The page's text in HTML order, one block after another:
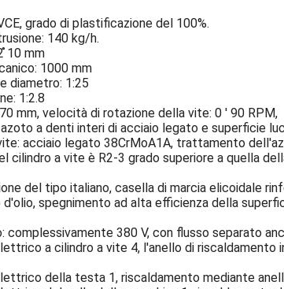
grado di plastificazione del 100%.
140 kg/h.
̊10 mm
1000 mm
diametro: 1:25
1:2.8
mm, velocità di rotazione della vite: 0 ′ 90 RPM,
a denti interi di acciaio legato e superficie
acciaio legato 38CrMoA1A, trattamento
cilindro a vite è R2-3 grado superiore a quella
del tipo italiano, casella di marcia elicoidale
d'olio, spegnimento ad alta efficienza della
380 V, con flusso separato
a cilindro a vite 4, l'anello di
della testa 1, riscaldamento mediante